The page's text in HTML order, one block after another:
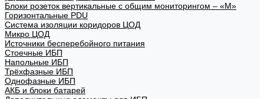
Блоки розеток вертикальные с общим мониторингом – «М»
Горизонтальные PDU
Система изоляции коридоров ЦОД
Микро ЦОД
Источники бесперебойного питания
Стоечные ИБП
Напольные ИБП
Трёхфазные ИБП
Однофазные ИБП
АКБ и блоки батарей